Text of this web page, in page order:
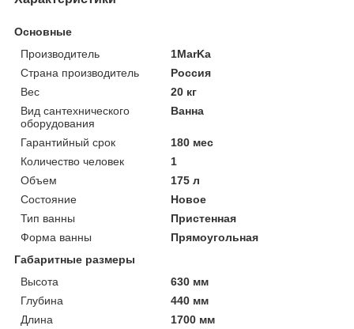
Основные
Производитель
1MarKa
Страна производитель
Россия
Вес
20 кг
Вид сантехнического
оборудования
Ванна
Гарантийный срок
180 мес
Количество человек
1
Объем
175 л
Состояние
Новое
Тип ванны
Пристенная
Форма ванны
Прямоугольная
Габаритные размеры
Высота
630 мм
Глубина
440 мм
Длина
1700 мм